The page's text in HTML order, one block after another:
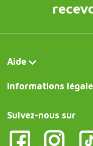
Aide
Informations
Suivez-nous sur